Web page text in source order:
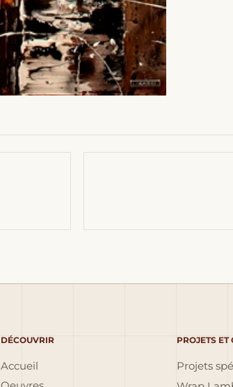
DÉCOUVRIR
Accueil
PROJETS ET
Projets